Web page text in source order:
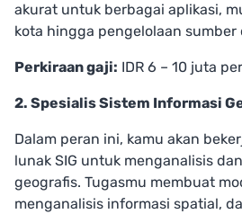
akurat untuk berbagai aplikasi,
kota hingga pengelolaan sumber
Perkiraan gaji: IDR 6 – 10 juta
2. Spesialis Sistem Informasi
Dalam peran ini, kamu akan
lunak SIG untuk menganalisis
geografis. Tugasmu membuat
menganalisis informasi spatial,